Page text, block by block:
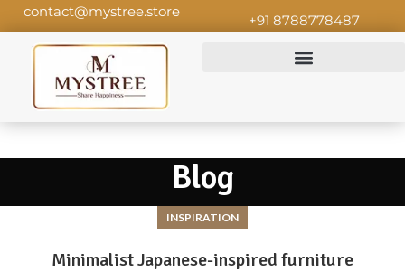
contact@mystree.store
+91 8788778487
Blog
INSPIRATION
Minimalist Japanese-inspired furniture